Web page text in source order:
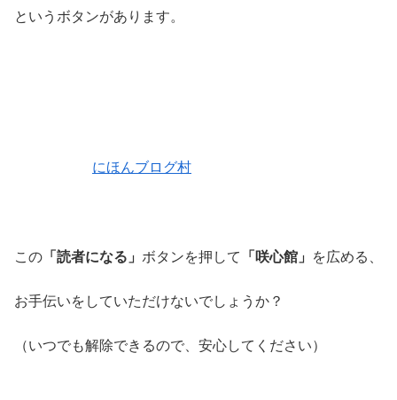
というボタンがあります。
にほんブログ村
この 「読者になる」 ボタンを押して 「咲心館」 を広める、
お手伝いをしていただけないでしょうか？
（いつでも解除できるので、安心してください）